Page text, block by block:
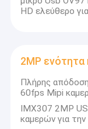
Ενότητα
HD ελεύθερο
2MP
Πλήρης
60fps Mipi
IMX307 2MP
καμερών για